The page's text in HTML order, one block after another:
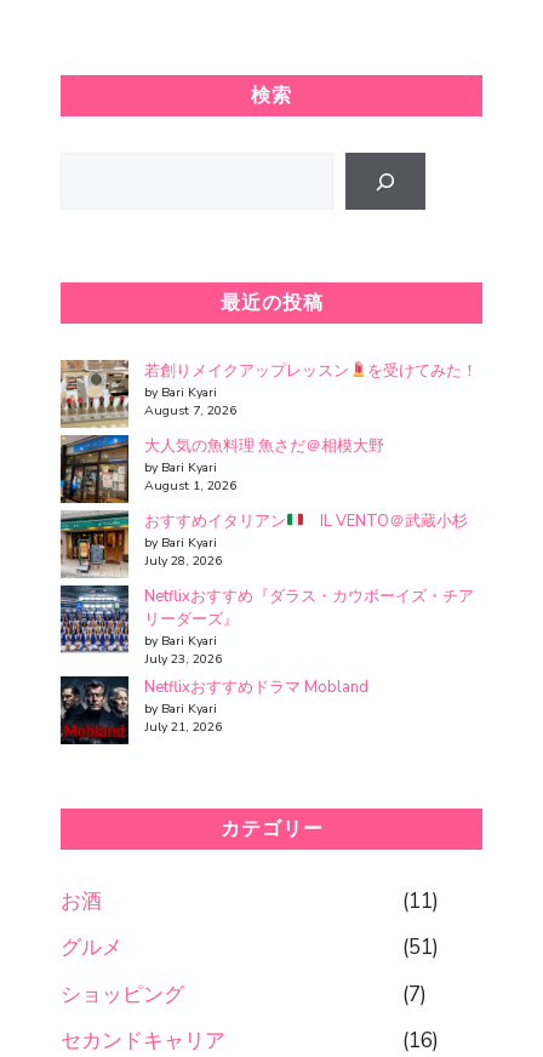
検索
最近の投稿
若創りメイクアップレッスン を受けてみた！
by Bari Kyari
August 7, 2026
大人気の魚料理 魚さだ＠相模大野
by Bari Kyari
August 1, 2026
おすすめイタリアン IL VENTO＠武蔵小杉
by Bari Kyari
July 28, 2026
Netflixおすすめ『ダラス・カウボーイズ・チア
リーダーズ』
by Bari Kyari
July 23, 2026
Netflixおすすめドラマ Mobland
by Bari Kyari
July 21, 2026
カテゴリー
お酒
(11)
グルメ
(51)
ショッピング
(7)
セカンドキャリア
(16)